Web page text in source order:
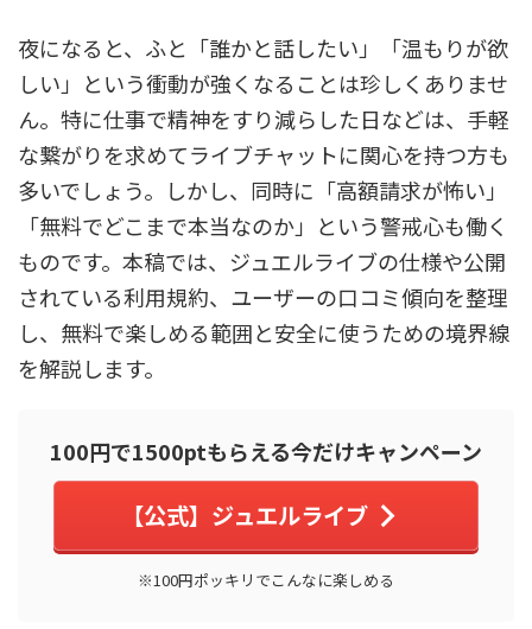
夜になると、ふと「誰かと話したい」「温もりが欲
しい」という衝動が強くなることは珍しくありませ
ん。特に仕事で精神をすり減らした日などは、手軽
な繋がりを求めてライブチャットに関心を持つ方も
多いでしょう。しかし、同時に「高額請求が怖い」
「無料でどこまで本当なのか」という警戒心も働く
ものです。本稿では、ジュエルライブの仕様や公開
されている利用規約、ユーザーの口コミ傾向を整理
し、無料で楽しめる範囲と安全に使うための境界線
を解説します。
100円で1500ptもらえる今だけキャンペーン
【公式】ジュエルライブ
※100円ポッキリでこんなに楽しめる